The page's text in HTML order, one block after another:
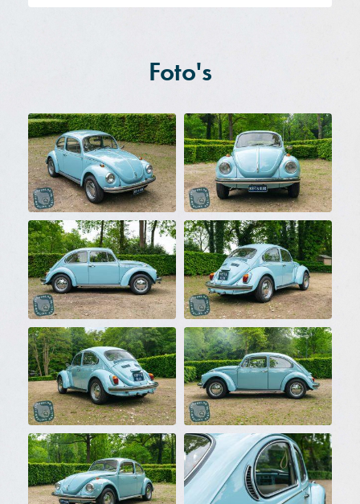
Foto's